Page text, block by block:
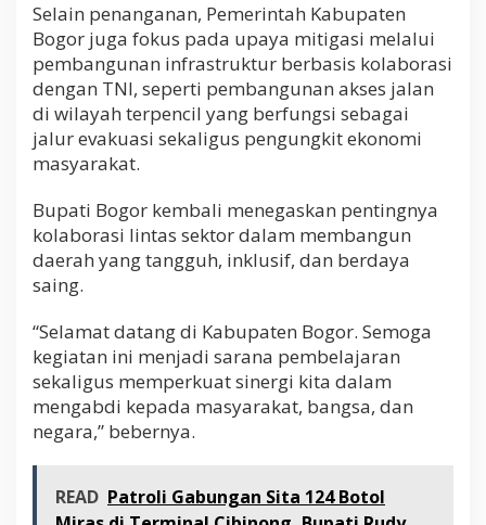
Selain penanganan, Pemerintah Kabupaten
Bogor juga fokus pada upaya mitigasi melalui
pembangunan infrastruktur berbasis kolaborasi
dengan TNI, seperti pembangunan akses jalan
di wilayah terpencil yang berfungsi sebagai
jalur evakuasi sekaligus pengungkit ekonomi
masyarakat.
Bupati Bogor kembali menegaskan pentingnya
kolaborasi lintas sektor dalam membangun
daerah yang tangguh, inklusif, dan berdaya
saing.
“Selamat datang di Kabupaten Bogor. Semoga
kegiatan ini menjadi sarana pembelajaran
sekaligus memperkuat sinergi kita dalam
mengabdi kepada masyarakat, bangsa, dan
negara,” bebernya.
READ Patroli Gabungan Sita 124 Botol